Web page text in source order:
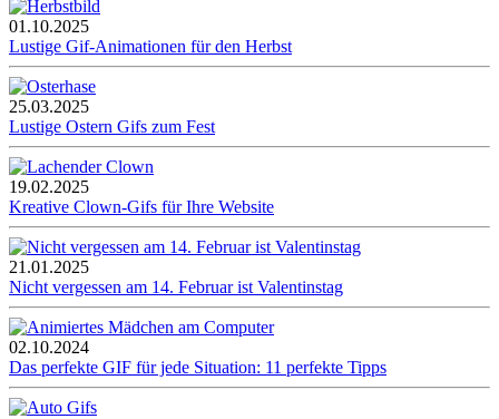
01.10.2025
Lustige Gif-Animationen für den Herbst
25.03.2025
Lustige Ostern Gifs zum Fest
19.02.2025
Kreative Clown-Gifs für Ihre Website
21.01.2025
Nicht vergessen am 14. Februar ist Valentinstag
02.10.2024
Das perfekte GIF für jede Situation: 11 perfekte Tipps